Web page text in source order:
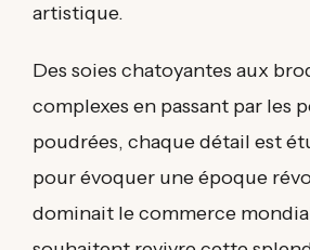
artistique.
Des soies chatoyantes aux
complexes en passant par les
poudrées, chaque détail est
pour évoquer une époque
dominait le commerce